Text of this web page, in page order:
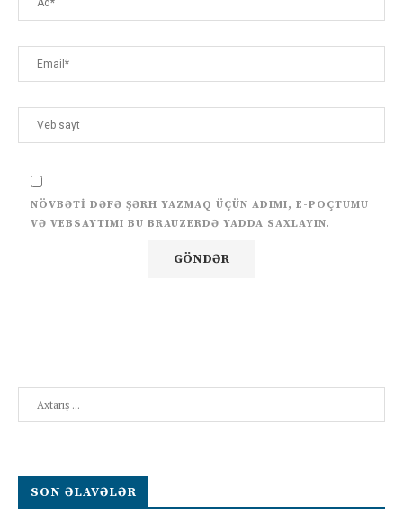
NÖVBƏTI DƏFƏ ŞƏRH YAZMAQ ÜÇÜN ADIMI, E-POÇTUMU
VƏ VEBSAYTIMI BU BRAUZERDƏ YADDA SAXLAYIN.
SON ƏLAVƏLƏR